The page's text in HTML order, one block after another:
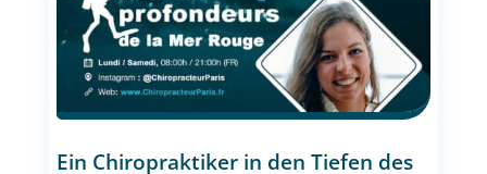
Ein Chiropraktiker in den Tiefen des